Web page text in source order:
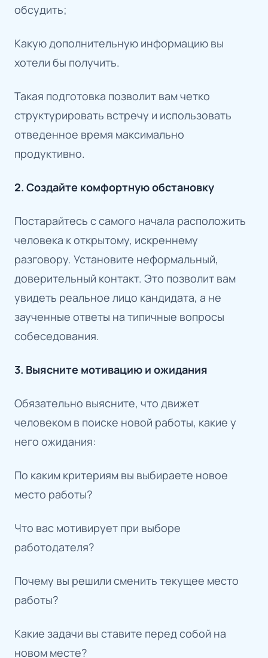
обсудить;
Какую дополнительную информацию вы
хотели бы получить.
Такая подготовка позволит вам четко
структурировать встречу и использовать
отведенное время максимально
продуктивно.
2. Создайте комфортную обстановку
Постарайтесь с самого начала расположить
человека к открытому, искреннему
разговору. Установите неформальный,
доверительный контакт. Это позволит вам
увидеть реальное лицо кандидата, а не
заученные ответы на типичные вопросы
собеседования.
3. Выясните мотивацию и ожидания
Обязательно выясните, что движет
человеком в поиске новой работы, какие у
него ожидания:
По каким критериям вы выбираете новое
место работы?
Что вас мотивирует при выборе
работодателя?
Почему вы решили сменить текущее место
работы?
Какие задачи вы ставите перед собой на
новом месте?